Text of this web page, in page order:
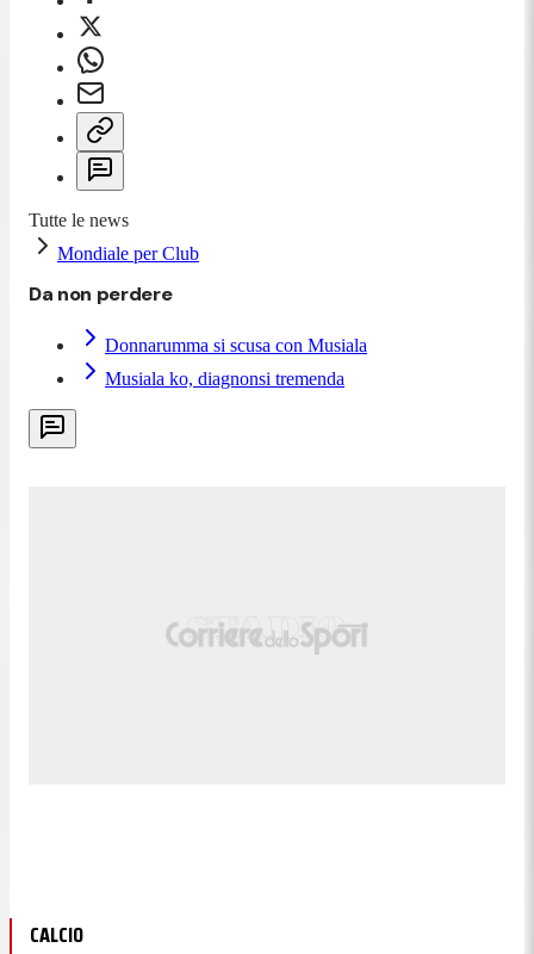
Tutte le news
Mondiale per Club
Da non perdere
Donnarumma si scusa con Musiala
Musiala ko, diagnonsi tremenda
CALCIO